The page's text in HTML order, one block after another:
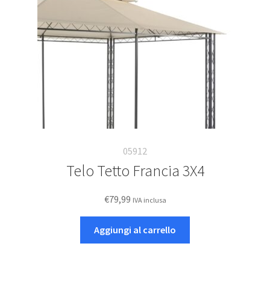
05912
Telo Tetto Francia 3X4
€79,99 IVA inclusa
Aggiungi al carrello